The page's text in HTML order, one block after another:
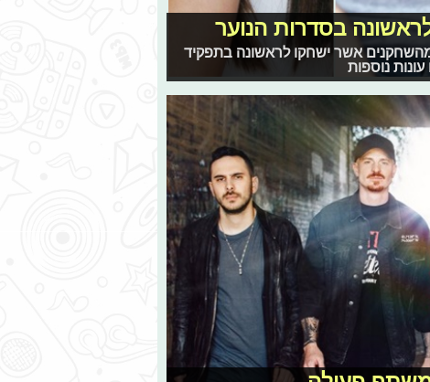
בסדרות הנוער
אשר ישחקו לראשונה בתפקיד
נוספות